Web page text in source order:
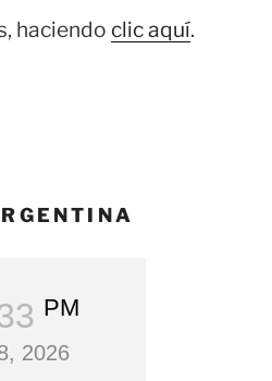
haciendo clic aquí.
PM
2026